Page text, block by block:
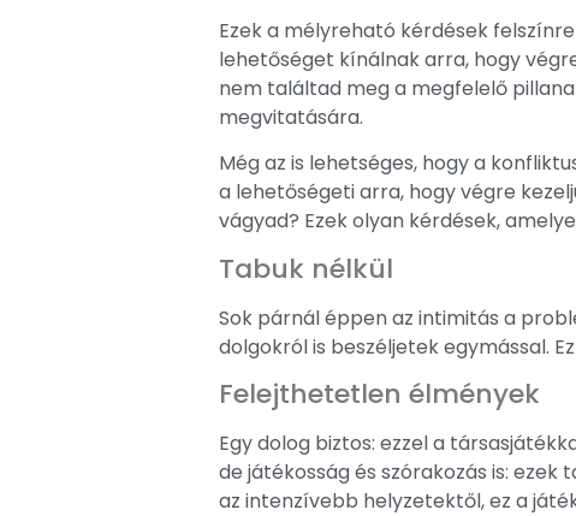
Ezek a mélyreható kérdések
lehetőséget kínálnak arra, hogy
nem találtad meg a megfelelő
megvitatására.
Még az is lehetséges, hogy a
a lehetőségeti arra, hogy végre
vágyad? Ezek olyan kérdések,
Tabuk nélkül
Sok párnál éppen az intimitás a
dolgokról is beszéljetek egymással.
Felejthetetlen élmények
Egy dolog biztos: ezzel a
de játékosság és szórakozás is:
az intenzívebb helyzetektől, ez a